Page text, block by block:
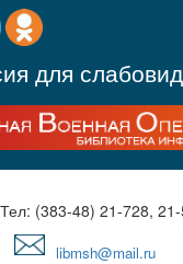
для
Тел: (383-48) 21-728,
libmsh@mail.ru